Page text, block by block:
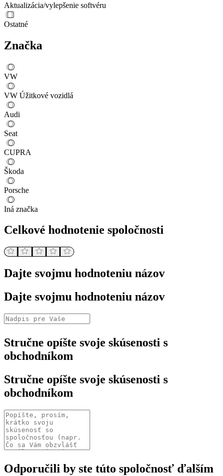
Aktualizácia/vylepšenie softvéru
Ostatné
Značka
VW
VW Úžitkové vozidlá
Audi
Seat
CUPRA
Škoda
Porsche
Iná značka
Celkové hodnotenie spoločnosti
Dajte svojmu hodnoteniu názov
Dajte svojmu hodnoteniu názov
Stručne opíšte svoje skúsenosti s
obchodníkom
Stručne opíšte svoje skúsenosti s
obchodníkom
Odporučili by ste túto spoločnosť ďalším